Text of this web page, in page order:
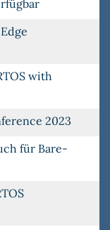
with
2023
für Bare-